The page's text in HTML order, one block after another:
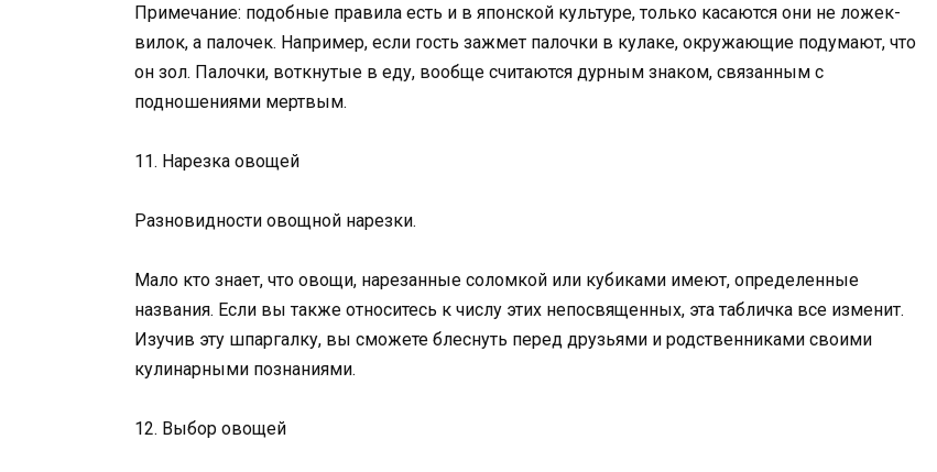
Примечание: подобные правила есть и в японской культуре, только касаются они не ложек-
вилок, а палочек. Например, если гость зажмет палочки в кулаке, окружающие подумают, что
он зол. Палочки, воткнутые в еду, вообще считаются дурным знаком, связанным с
подношениями мертвым.
11. Нарезка овощей
Разновидности овощной нарезки.
Мало кто знает, что овощи, нарезанные соломкой или кубиками имеют, определенные
названия. Если вы также относитесь к числу этих непосвященных, эта табличка все изменит.
Изучив эту шпаргалку, вы сможете блеснуть перед друзьями и родственниками своими
кулинарными познаниями.
12. Выбор овощей